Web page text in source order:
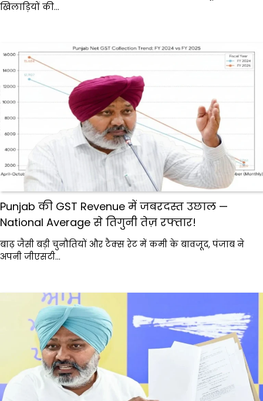
खिलाड़ियों की…
Punjab की GST Revenue में जबरदस्त उछाल —
National Average से तिगुनी तेज़ रफ्तार!
बाढ़ जैसी बड़ी चुनौतियों और टैक्स रेट में कमी के बावजूद, पंजाब ने
अपनी जीएसटी…